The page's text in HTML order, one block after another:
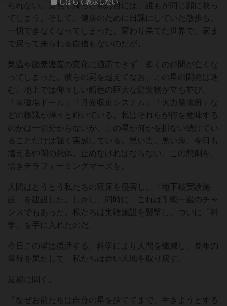
られない。黄色く濁った私の目には、誰もが同じ顔に映っ
てしまう。そして、健康のために日課にしていた散歩も、
一切できなくなってしまった。変わり果てた世界で、家ま
で戻って来られる自信もないのだが。
気温や酸素濃度の変化に適応できず、多くの仲間が亡くな
ってしまった。彼らの屍を越えてなお、この星の開発は進
む。地上では仰々しい鉛色の巨大な建造物が立ち並び、
「電磁場ドーム」「月光収束システム」「火力発電所」な
どの標識が煌々と輝いている。私はそれらが何を意味する
のかは一切分からないが、この星が何かを損ない続けてい
ることだけは強く実感している。黒い雲、黒い海、今日も
増える仲間の死体。止めなければならない。この悲劇を、
憎きテラフォーミングマーズを。
人間はとうとう私たちの寝床を侵害し、「地下核実験施
設」を建設した。しかし、同時に、これは千載一遇のチャ
ンスでもあった。私たちは実験施設を襲撃し、ついに「科
学」を手に入れたのだ。
今日この星は復活する。科学により人間を殲滅し、長年の
雪辱を果たして、私たちは赤い大地を取り戻す。
最期に聞く。
「なぜお前たちは自分の星を捨ててまで、生きようとする
しばらく表示しない